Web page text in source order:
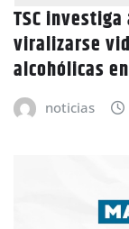
TSC
viralizarse
alcohólicas
noticias